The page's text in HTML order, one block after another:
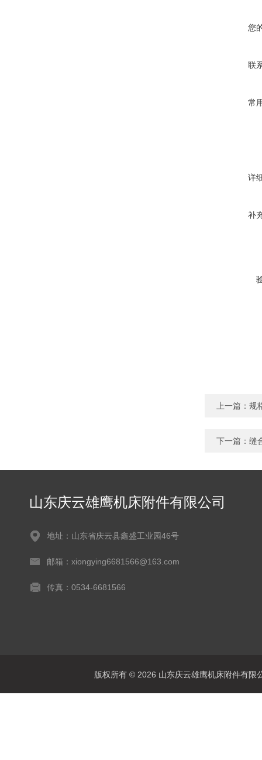
您
联
常
详
补
上一篇： 规
下一篇： 缝
山东庆云雄鹰机床附件有限公司
地址：山东省庆云县鑫盛工业园46号
邮箱：xiongying6681566@163.com
传真：0534-6681566
版权所有 © 2026 山东庆云雄鹰机床附件有